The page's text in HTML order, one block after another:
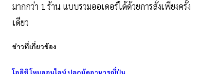
มากกว่า 1 ร้าน แบบรวมออเดอร์ได้ด้วยการสั่งเพียงครั้ง
เดียว
ข่าวที่เกี่ยวข้อง
โออิชิ โหมออนไลน์ ปลุกมู้ดอาหารญี่ปุ่น